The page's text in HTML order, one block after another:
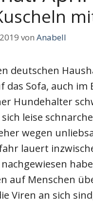
von Anabell
deutschen
das Sofa, auch
Hundehalter
leise
wegen
lauert
auf Menschen
Viren an sich